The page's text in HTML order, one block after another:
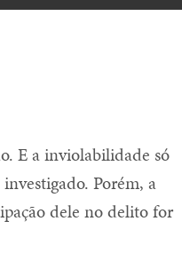
E a inviolabilidade só
Porém, a
dele no delito for